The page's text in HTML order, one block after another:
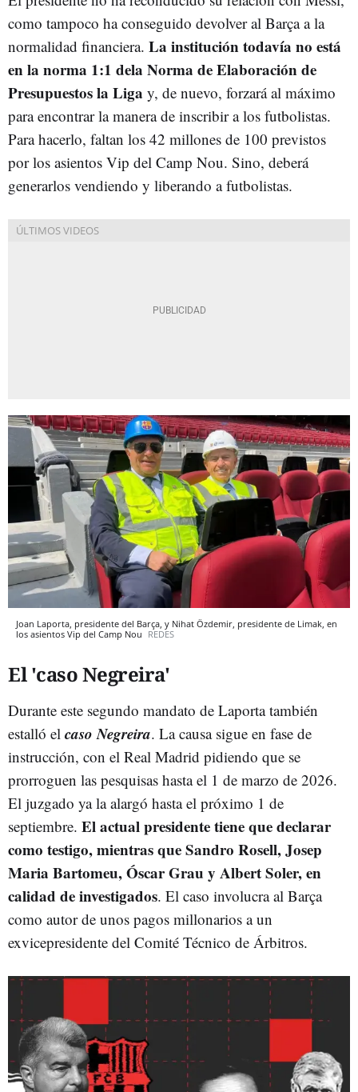
como tampoco ha conseguido devolver al Barça a la
normalidad financiera. La institución todavía no está
en la norma 1:1 dela Norma de Elaboración de
Presupuestos la Liga y, de nuevo, forzará al máximo
para encontrar la manera de inscribir a los futbolistas.
Para hacerlo, faltan los 42 millones de 100 previstos
por los asientos Vip del Camp Nou. Sino, deberá
generarlos vendiendo y liberando a futbolistas.
Joan Laporta, presidente del Barça, y Nihat Özdemir, presidente de Limak, en
los asientos Vip del Camp Nou REDES
El 'caso Negreira'
Durante este segundo mandato de Laporta también
estalló el caso Negreira. La causa sigue en fase de
instrucción, con el Real Madrid pidiendo que se
prorroguen las pesquisas hasta el 1 de marzo de 2026.
El juzgado ya la alargó hasta el próximo 1 de
septiembre. El actual presidente tiene que declarar
como testigo, mientras que Sandro Rosell, Josep
Maria Bartomeu, Óscar Grau y Albert Soler, en
calidad de investigados. El caso involucra al Barça
como autor de unos pagos millonarios a un
exvicepresidente del Comité Técnico de Árbitros.